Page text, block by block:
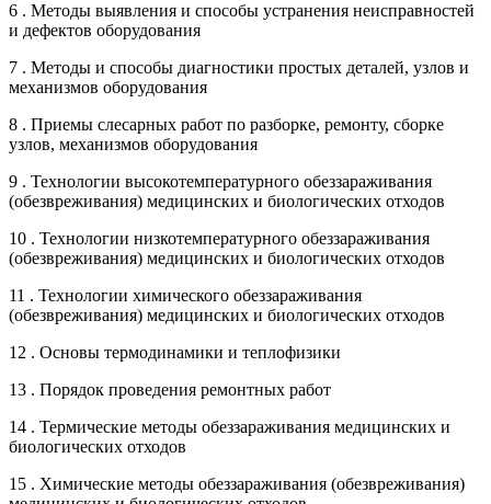
6 . Методы выявления и способы устранения неисправностей
и дефектов оборудования
7 . Методы и способы диагностики простых деталей, узлов и
механизмов оборудования
8 . Приемы слесарных работ по разборке, ремонту, сборке
узлов, механизмов оборудования
9 . Технологии высокотемпературного обеззараживания
(обезвреживания) медицинских и биологических отходов
10 . Технологии низкотемпературного обеззараживания
(обезвреживания) медицинских и биологических отходов
11 . Технологии химического обеззараживания
(обезвреживания) медицинских и биологических отходов
12 . Основы термодинамики и теплофизики
13 . Порядок проведения ремонтных работ
14 . Термические методы обеззараживания медицинских и
биологических отходов
15 . Химические методы обеззараживания (обезвреживания)